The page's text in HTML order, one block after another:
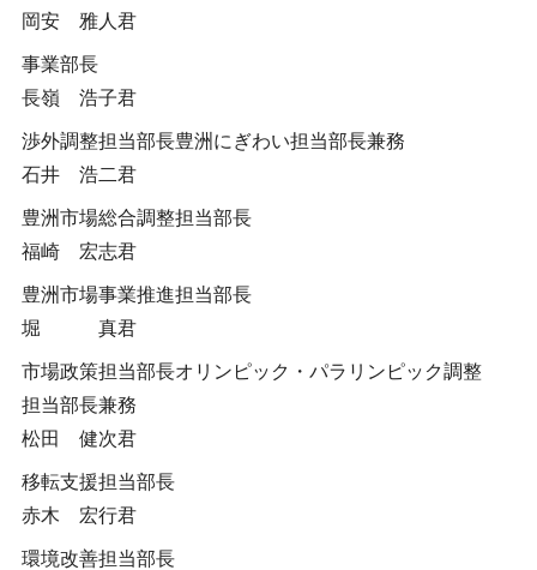
岡安 雅人君
事業部長
長嶺 浩子君
渉外調整担当部長豊洲にぎわい担当部長兼務
石井 浩二君
豊洲市場総合調整担当部長
福崎 宏志君
豊洲市場事業推進担当部長
堀 真君
市場政策担当部長オリンピック・パラリンピック調整
担当部長兼務
松田 健次君
移転支援担当部長
赤木 宏行君
環境改善担当部長